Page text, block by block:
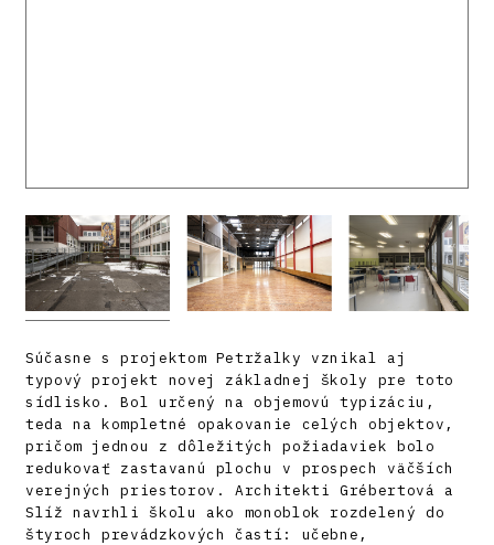
Súčasne s projektom Petržalky vznikal aj
typový projekt novej základnej školy pre toto
sídlisko. Bol určený na objemovú typizáciu,
teda na kompletné opakovanie celých objektov,
pričom jednou z dôležitých požiadaviek bolo
redukovať zastavanú plochu v prospech väčších
verejných priestorov. Architekti Grébertová a
Slíž navrhli školu ako monoblok rozdelený do
štyroch prevádzkových častí: učebne,